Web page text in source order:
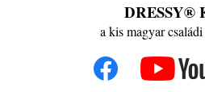
DRESSY®
a kis magyar